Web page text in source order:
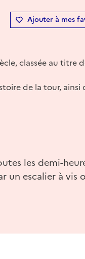
Ajouter à mes
classée au titre
de la tour,
les demi-
un escalier à vis